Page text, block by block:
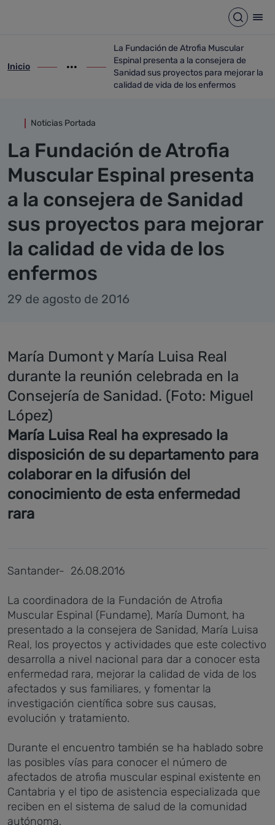
Abrir
ir-a inicio
Inicio
Mostrar opciones del camino de migas
ir-a La Fundación de Atrofia Muscular
La Fundación de Atrofia Muscular
Espinal presenta a la consejera de
Sanidad sus proyectos para mejorar la
calidad de vida de los enfermos
Noticias Portada
La Fundación de Atrofia
Muscular Espinal presenta
a la consejera de Sanidad
sus proyectos para mejorar
la calidad de vida de los
enfermos
29 de agosto de 2016
María Dumont y María Luisa Real
durante la reunión celebrada en la
Consejería de Sanidad. (Foto: Miguel
López)
María Luisa Real ha expresado la
disposición de su departamento para
colaborar en la difusión del
conocimiento de esta enfermedad
rara
Santander- 26.08.2016
La coordinadora de la Fundación de Atrofia
Muscular Espinal (Fundame), María Dumont, ha
presentado a la consejera de Sanidad, María Luisa
Real, los proyectos y actividades que este colectivo
desarrolla a nivel nacional para dar a conocer esta
enfermedad rara, mejorar la calidad de vida de los
afectados y sus familiares, y fomentar la
investigación científica sobre sus causas,
evolución y tratamiento.
Durante el encuentro también se ha hablado sobre
las posibles vías para conocer el número de
afectados de atrofia muscular espinal existente en
Cantabria y el tipo de asistencia especializada que
reciben en el sistema de salud de la comunidad
autónoma.